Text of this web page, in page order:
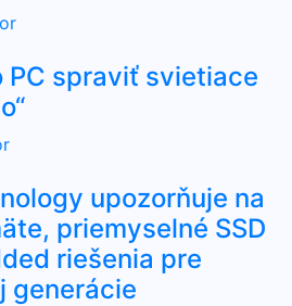
PC spraviť svietiace
upozorňuje na
priemyselné SSD
riešenia pre
generácie